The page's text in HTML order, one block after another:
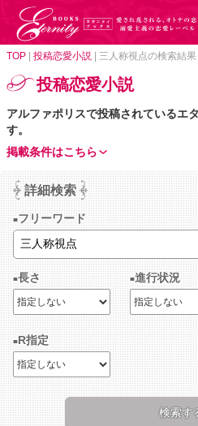
TOP 投稿恋愛小説 三人称視点の検索結果
投稿恋愛小説
アルファポリスで投稿されているエ
す。
掲載条件はこちら
詳細検索
フリーワード
長さ 進行状況
R指定